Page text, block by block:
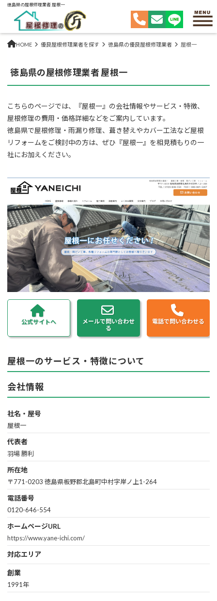
徳島県の屋根修理業者 屋根一
HOME 優良屋根修理業者を探す 徳島県の優良屋根修理業者 屋根一
徳島県の屋根修理業者 屋根一
こちらのページでは、『屋根一』の会社情報やサービス・特徴、
屋根修理の費用・価格詳細などをご案内しています。
徳島県で屋根修理・雨漏り修理、葺き替えやカバー工法など屋根
リフォームをご検討中の方は、ぜひ『屋根一』を相見積もりの一
社にお加えください。
公式サイトへ
メールで問い合わせ
る
電話で問い合わせる
屋根一のサービス・特徴について
会社情報
社名・屋号
屋根一
代表者
羽場 勝利
所在地
〒771-0203 徳島県板野郡北島町中村字岸ノ上1-264
電話番号
0120-646-554
ホームページURL
https://www.yane-ichi.com/
対応エリア
創業
1991年